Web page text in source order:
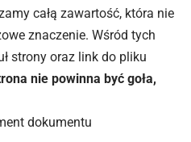
całą zawartość, która nie
znaczenie. Wśród tych
strony oraz link do pliku
nie powinna być goła,
dokumentu